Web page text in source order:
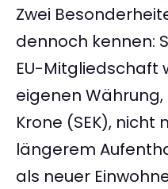
Zwei
dennoch kennen:
EU-Mitgliedschaft
eigenen
Krone (SEK), nicht
längerem
als neuer